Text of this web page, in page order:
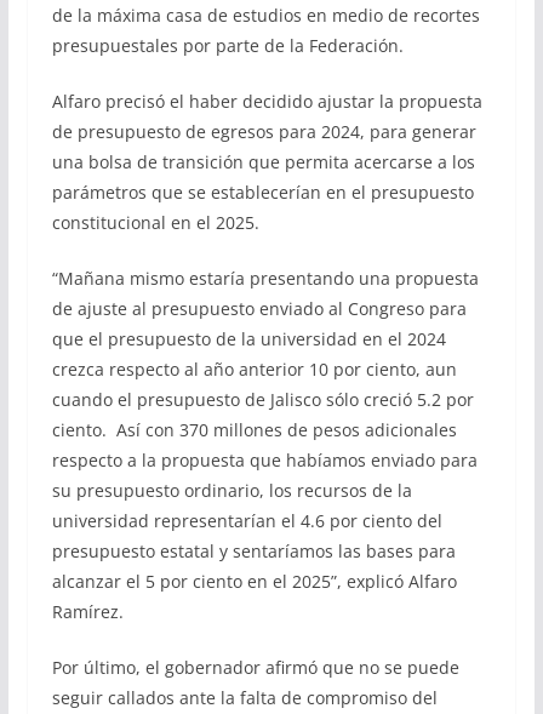
de la máxima casa de estudios en medio de recortes
presupuestales por parte de la Federación.
Alfaro precisó el haber decidido ajustar la propuesta
de presupuesto de egresos para 2024, para generar
una bolsa de transición que permita acercarse a los
parámetros que se establecerían en el presupuesto
constitucional en el 2025.
“Mañana mismo estaría presentando una propuesta
de ajuste al presupuesto enviado al Congreso para
que el presupuesto de la universidad en el 2024
crezca respecto al año anterior 10 por ciento, aun
cuando el presupuesto de Jalisco sólo creció 5.2 por
ciento. Así con 370 millones de pesos adicionales
respecto a la propuesta que habíamos enviado para
su presupuesto ordinario, los recursos de la
universidad representarían el 4.6 por ciento del
presupuesto estatal y sentaríamos las bases para
alcanzar el 5 por ciento en el 2025”, explicó Alfaro
Ramírez.
Por último, el gobernador afirmó que no se puede
seguir callados ante la falta de compromiso del